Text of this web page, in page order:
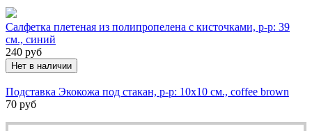
Салфетка плетеная из полипропелена с кисточками, р-р: 39
см., синий
240 руб
Нет в наличии
Подставка Экокожа под стакан, р-р: 10х10 см., coffee brown
70 руб